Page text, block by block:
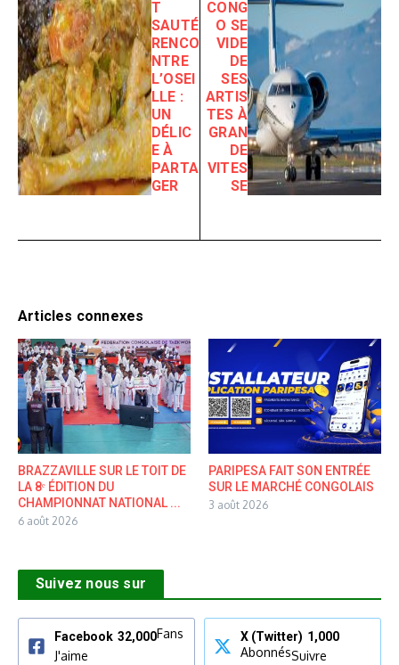
T
SAUTÉ
RENCO
NTRE
L’OSEI
LLE :
UN
DÉLIC
E À
PARTA
GER
CONG
O SE
VIDE
DE
SES
ARTIS
TES À
GRAN
DE
VITES
SE
Articles connexes
BRAZZAVILLE SUR LE TOIT DE
LA 8ᵉ ÉDITION DU
CHAMPIONNAT NATIONAL ...
6 août 2026
PARIPESA FAIT SON ENTRÉE
SUR LE MARCHÉ CONGOLAIS
3 août 2026
Suivez nous sur
Facebook 32,000Fans
J'aime
X (Twitter) 1,000
AbonnésSuivre